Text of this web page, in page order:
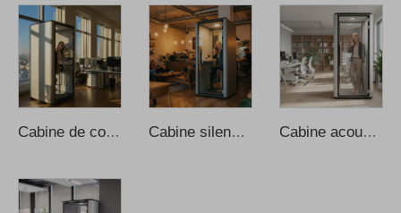
Cabine de confidentialité pour bureau, cabine de bureau insonorisée, cabines téléphoniques privées compactes et modernes en aluminium, cabine de bureau insonorisée, cabine de bureau insonorisée Cabine silencieuse privée Privacy Silent Pod, cabine de son portable, bureau individuel isolé phoniquement, cabine téléphonique isolée phoniquement, cabine d’enregistrement insonorisée, cabine insonorisée Cabine acoustique insonorisée moderne pour bureau, conception de cabine de travail portable, cabines préfabriquées pour domicile, cabine d’enregistrement et de téléphone